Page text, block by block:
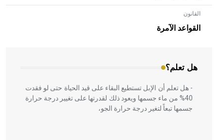
القانون
القواعد الآمرة
هل تعلم؟
- هل تعلم أن الأبلق نوع من الفنون الهندسية التي ارتبطت
بالعمارة الإسلامية في بلاد الشام ومصر خاصة، حيث يحرص
المعمار على بناء مداميكه وخاصة في الواجهات
- هل تعلم أن الإبل تستطيع البقاء على قيد الحياة حتى لو فقدت
40% من ماء جسمها ويعود ذلك لقدرتها على تغيير درجة حرارة
جسمها تبعاً لتغير درجة حرارة الجو،